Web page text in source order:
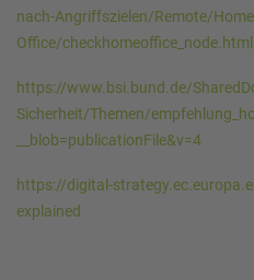
nach-Angriffszielen/Remote/
Office/checkhomeoffice_node.html
https://www.bsi.bund.de/
Sicherheit/Themen/
__blob=publicationFile&v=4
https://digital-
explained